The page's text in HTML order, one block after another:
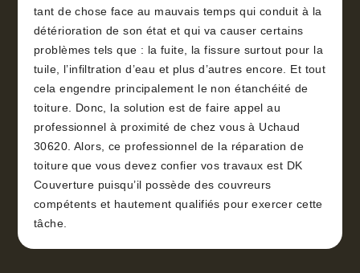
tant de chose face au mauvais temps qui conduit à la
détérioration de son état et qui va causer certains
problèmes tels que : la fuite, la fissure surtout pour la
tuile, l’infiltration d’eau et plus d’autres encore. Et tout
cela engendre principalement le non étanchéité de
toiture. Donc, la solution est de faire appel au
professionnel à proximité de chez vous à Uchaud
30620. Alors, ce professionnel de la réparation de
toiture que vous devez confier vos travaux est DK
Couverture puisqu’il possède des couvreurs
compétents et hautement qualifiés pour exercer cette
tâche.